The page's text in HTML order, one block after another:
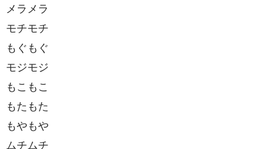
メラメラ
モチモチ
もぐもぐ
モジモジ
もこもこ
もたもた
もやもや
ムチムチ